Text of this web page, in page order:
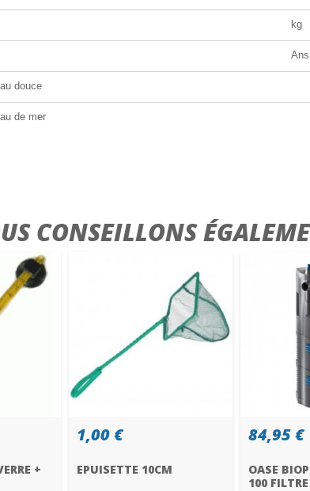
kg
Ans
douce
de mer
CONSEILLONS
+
1,00 €
EPUISETTE 10CM
84,95 €
OASE
100